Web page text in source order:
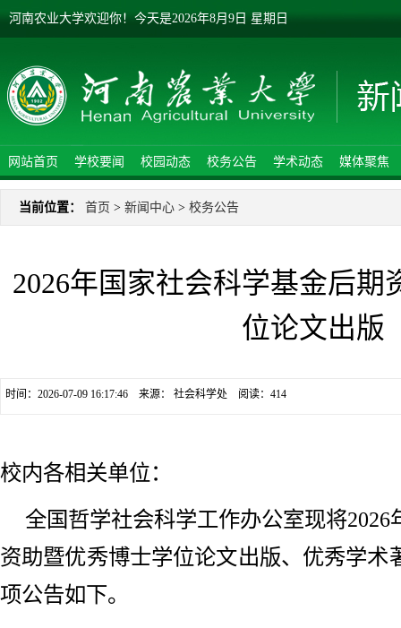
河南农业大学欢迎你！ 今天是2026年8月9日 星期日
网站首页 学校要闻 校园动态 校务公告 学术动态 媒体聚焦
当前位置： 首页 > 新闻中心 > 校务公告
2026年国家社会科学基金后期
位论文出版
时间：2026-07-09 16:17:46 来源： 社会科学处 阅读： 414
校内各相关单位：
全国哲学社会科学工作办公室现将
资助暨优秀博士学位论文出版、优秀学术
项公告如下。